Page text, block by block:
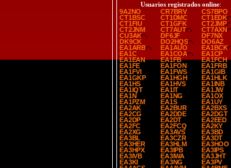
Usuarios registrados online:
9A2NO
CR7BRV
CS7BPO
CT1BSC
CT1DMC
CT1EDK
CT1FIU
CT1GFK
CT2JMP
CT2JNM
CT7AUT
CT7AXN
CU3AK
DF6JF
DF7NX
DK9CK
DO2HQS
DO6AZ
EA1ARB
EA1AUO
EA1BCK
EA1C
EA1COA
EA1CP
EA1EAN
EA1FB
EA1FCH
EA1FE
EA1FON
EA1FRB
EA1FVI
EA1FWS
EA1GIB
EA1GKP
EA1HGH
EA1HLK
EA1HS
EA1HVS
EA1INB
EA1IQT
EA1IT
EA1JW
EA1N
EA1NG
EA1OX
EA1PZM
EA1S
EA1UY
EA2AK
EA2BUR
EA2BXS
EA2CG
EA2DDE
EA2DGT
EA2DP
EA2DT
EA2EED
EA2FC
EA2FCQ
EA2KY
EA2XG
EA3AVS
EA3BD
EA3BL
EA3CZR
EA3DT
EA3HER
EA3HLM
EA3HOO
EA3HPX
EA3IPB
EA3IPS
EA3IVB
EA3IWA
EA3JHT
EA3KI
EA3NG
EA3PV